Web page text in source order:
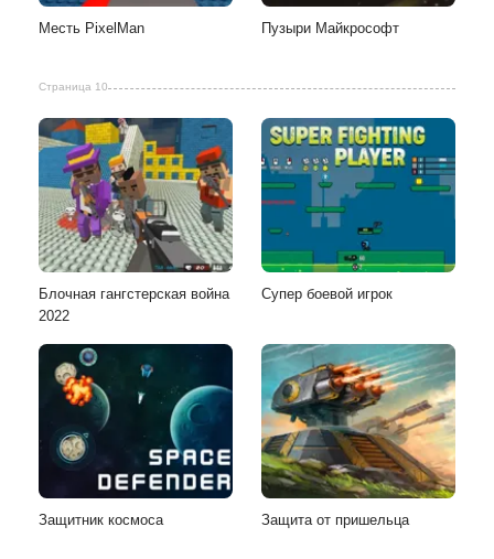
Месть PixelMan Пузыри Майкрософт
Страница 10
Блочная гангстерская война
2022
Супер боевой игрок
Защитник космоса Защита от пришельца